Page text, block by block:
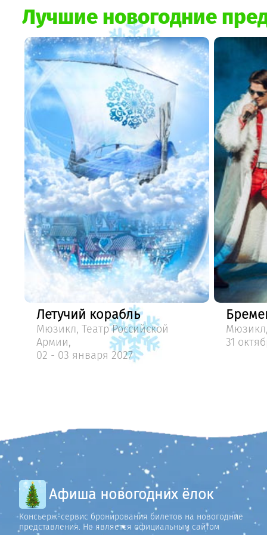
Лучшие новогодние
Бременские музыканты
Мюзикл, Дом Музыки,
31 октября - 31 января 2027
Афиша новогодних ёлок
Консьерж-сервис бронирования билетов на новогодние
представления. Не является официальным сайтом